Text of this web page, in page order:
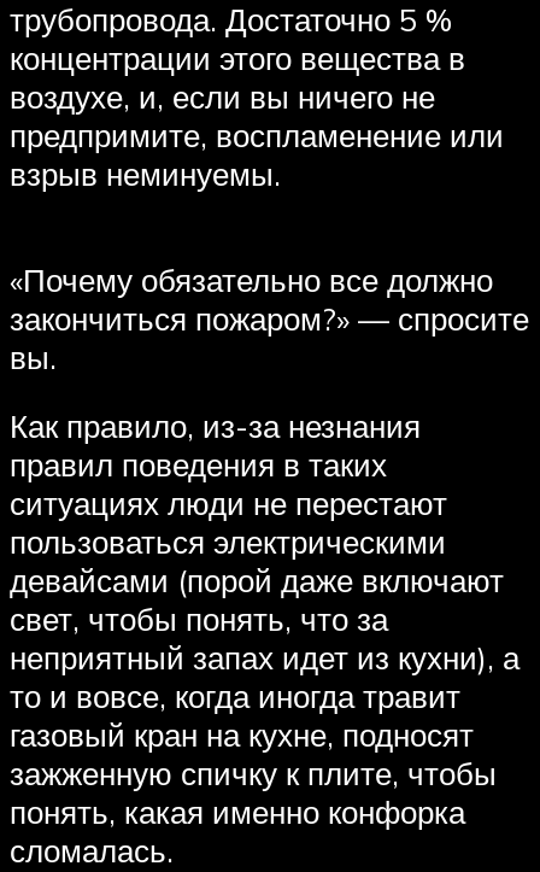
трубопровода. Достаточно 5 %
концентрации этого вещества в
воздухе, и, если вы ничего не
предпримите, воспламенение или
взрыв неминуемы.
«Почему обязательно все должно
закончиться пожаром?» — спросите
вы.
Как правило, из-за незнания
правил поведения в таких
ситуациях люди не перестают
пользоваться электрическими
девайсами (порой даже включают
свет, чтобы понять, что за
неприятный запах идет из кухни), а
то и вовсе, когда иногда травит
газовый кран на кухне, подносят
зажженную спичку к плите, чтобы
понять, какая именно конфорка
сломалась.